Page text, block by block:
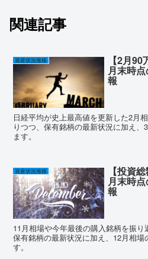
関連記事
資産状況推移 【2月
月末時
報
日経平均が史上最高値を更新した2月
りつつ、保有銘柄の最新状況に加え、
ます。
資産状況推移 【投資
月末時
報
11月相場や今年最後の購入銘柄を振
保有銘柄の最新状況に加え、12月相場
す。